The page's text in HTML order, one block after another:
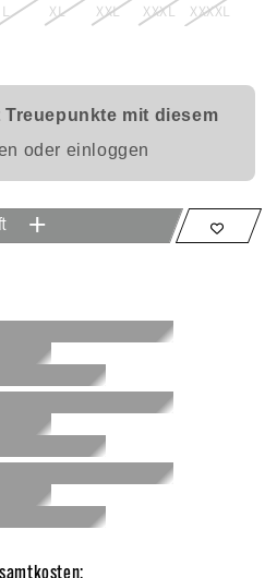
L XL XXL XXXL XXXXL
Treuepunkte mit diesem
oder einloggen